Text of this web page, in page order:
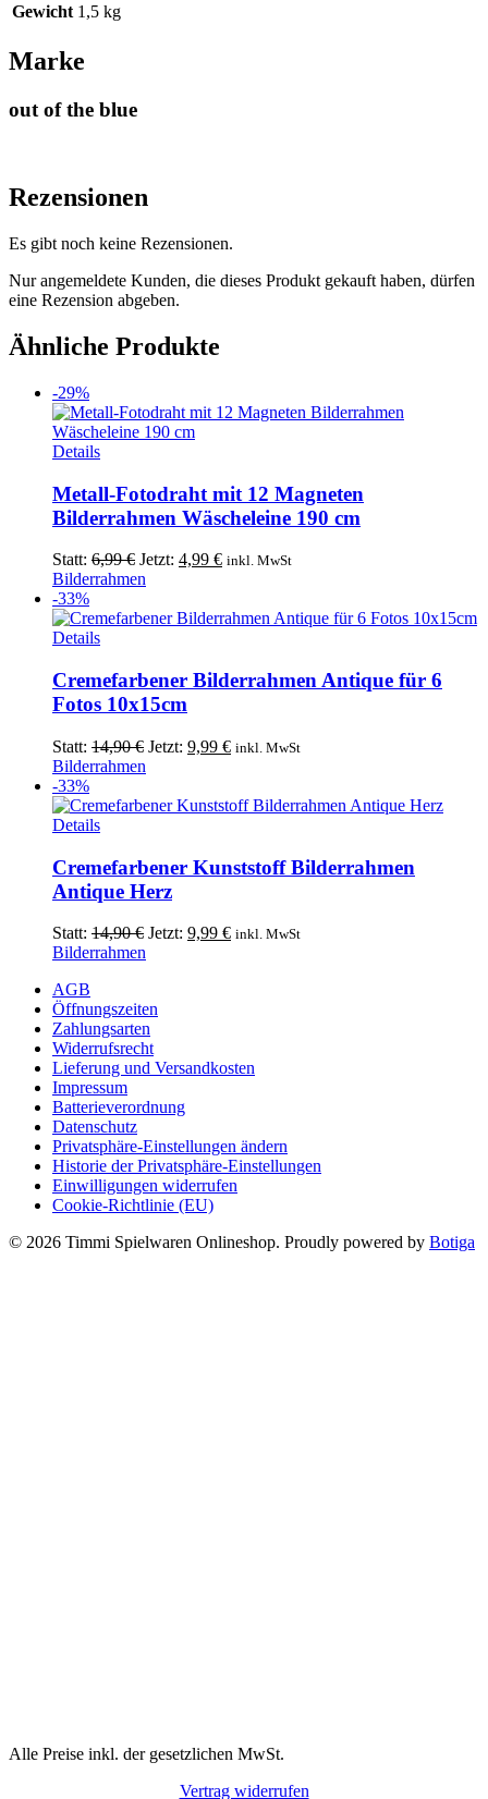
Gewicht 1,5 kg
Marke
out of the blue
Rezensionen
Es gibt noch keine Rezensionen.
Nur angemeldete Kunden, die dieses Produkt gekauft haben, dürfen
eine Rezension abgeben.
Ähnliche Produkte
-29%
Details
Metall-Fotodraht mit 12 Magneten
Bilderrahmen Wäscheleine 190 cm
Statt: 6,99€ Ursprünglicher
Preis
6,99 €
Jetzt: 4,99 €Aktueller
4,99 €.
inkl. MwSt
Bilderrahmen
-33%
Details
Cremefarbener Bilderrahmen Antique für 6
Fotos 10x15cm
Statt: 14,90€ Ursprünglicher
14,90 €
Jetzt: 9,99 €Aktueller
9,99 €.
inkl. MwSt
Bilderrahmen
-33%
Details
Cremefarbener Kunststoff Bilderrahmen
Antique Herz
Statt: 14,90€ Ursprünglicher
Jetzt: 9,99 €Aktueller
inkl. MwSt
Bilderrahmen
AGB
Öffnungszeiten
Zahlungsarten
Widerrufsrecht
Lieferung und Versandkosten
Impressum
Batterieverordnung
Datenschutz
Privatsphäre-Einstellungen ändern
Historie der Privatsphäre-Einstellungen
Einwilligungen widerrufen
Cookie-Richtlinie (EU)
© 2026 Timmi Spielwaren Onlineshop. Proudly powered by Botiga
Alle Preise inkl. der gesetzlichen MwSt.
Vertrag widerrufen